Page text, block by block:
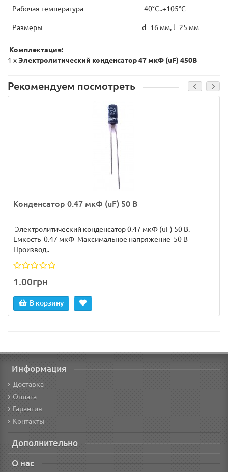
Рабочая температура -40°C..+105°C
Размеры d=16 мм, l=25 мм
Комплектация:
1 xЭлектролитический конденсатор47 мкФ (uF) 450В
Рекомендуем посмотреть
Конденсатор 0.47 мкФ (uF) 50 В
Электролитический конденсатор 0.47 мкФ (uF) 50 В.
Емкость 0.47 мкФ Максимальное напряжение 50 В
Производ..
1.00грн
В корзину
Информация
Доставка
Оплата
Гарантия
Контакты
Дополнительно
О нас